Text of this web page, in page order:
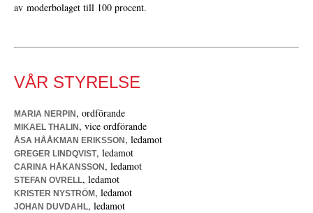
av moderbolaget till 100 procent.
VÅR STYRELSE
MARIA NERPIN, ordförande
MIKAEL THALIN, vice ordförande
ÅSA HÅÅKMAN ERIKSSON, ledamot
GREGER LINDQVIST, ledamot
CARINA HÅKANSSON, ledamot
STEFAN OVRELL, ledamot
KRISTER NYSTRÖM, ledamot
JOHAN DUVDAHL, ledamot